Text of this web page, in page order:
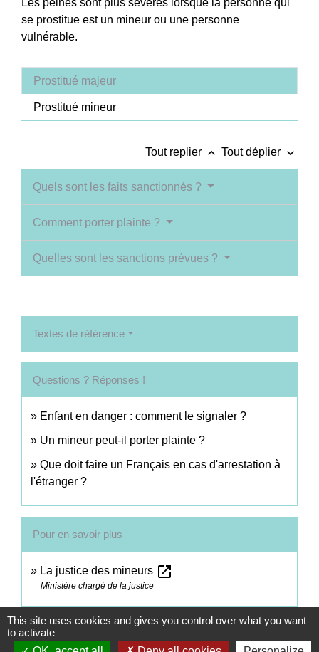
Les peines sont plus sévères lorsque la personne qui
se prostitue est un mineur ou une personne
vulnérable.
Prostitué majeur
Prostitué mineur
Tout replier keyboard_arrow_up Tout déplier keyboard_arrow_down
Quels sont les faits sanctionnés ?
Comment porter plainte ?
Quelles sont les sanctions prévues ?
Textes de référence
Questions ? Réponses !
Enfant en danger : comment le signaler ?
Un mineur peut-il porter plainte ?
Que doit faire un Français en cas d'arrestation à
l'étranger ?
Pour en savoir plus
La justice des mineurs open_in_new
Ministère chargé de la justice
Signaler une erreur sur cette page
This site uses cookies and gives you control over what you want
to activate